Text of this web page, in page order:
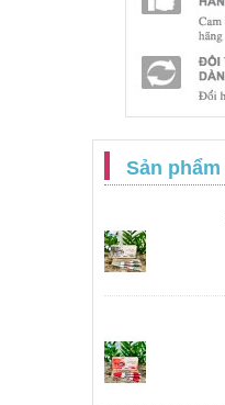
Sản